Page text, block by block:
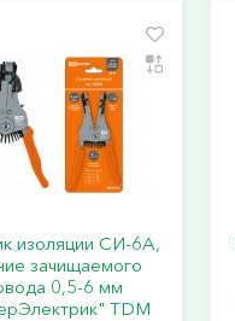
изоляции СИ-6А,
зачищаемого
0,5-6 мм
TDM